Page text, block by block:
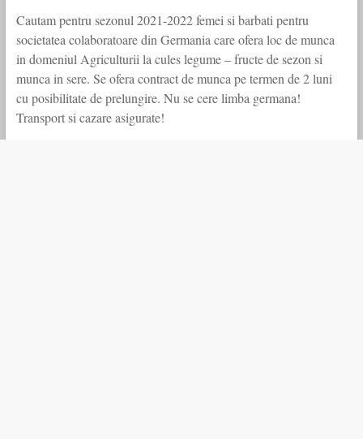
Cautam pentru sezonul 2021-2022 femei si barbati pentru
societatea colaboratoare din Germania care ofera loc de munca
in domeniul Agriculturii la cules legume – fructe de sezon si
munca in sere. Se ofera contract de munca pe termen de 2 luni
cu posibilitate de prelungire. Nu se cere limba germana!
Transport si cazare asigurate!